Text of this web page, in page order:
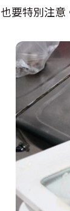
也要特別注意